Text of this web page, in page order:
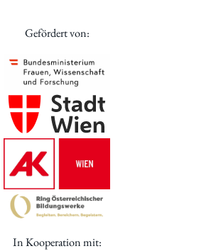
Gefördert von:
In Kooperation mit: